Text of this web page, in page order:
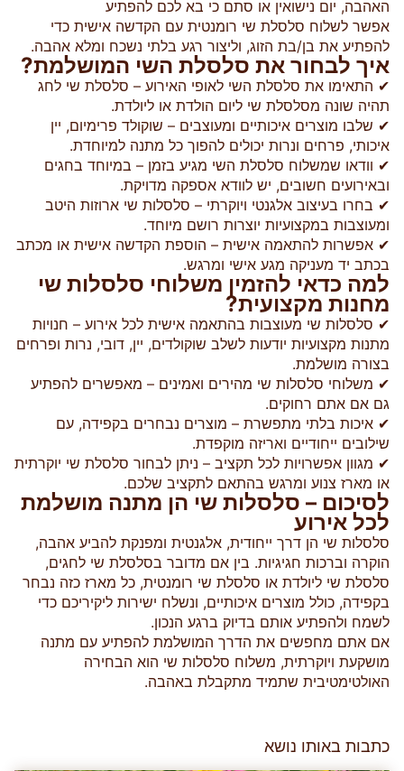
האהבה, יום נישואין או סתם כי בא לכם להפתיע
אפשר לשלוח סלסלת שי רומנטית עם הקדשה אישית כדי
להפתיע את בן/בת הזוג, וליצור רגע בלתי נשכח ומלא אהבה.
איך לבחור את סלסלת השי המושלמת?
✔ התאימו את סלסלת השי לאופי האירוע – סלסלת שי לחג
תהיה שונה מסלסלת שי ליום הולדת או ליולדת.
✔ שלבו מוצרים איכותיים ומעוצבים – שוקולד פרימיום, יין
איכותי, פרחים ונרות יכולים להפוך כל מתנה למיוחדת.
✔ וודאו שמשלוח סלסלת השי מגיע בזמן – במיוחד בחגים
ובאירועים חשובים, יש לוודא אספקה מדויקת.
✔ בחרו בעיצוב אלגנטי ויוקרתי – סלסלות שי ארוזות היטב
ומעוצבות במקצועיות יוצרות רושם מיוחד.
✔ אפשרות להתאמה אישית – הוספת הקדשה אישית או מכתב
בכתב יד מעניקה מגע אישי ומרגש.
למה כדאי להזמין משלוחי סלסלות שי
מחנות מקצועית?
✔ סלסלות שי מעוצבות בהתאמה אישית לכל אירוע – חנויות
מתנות מקצועיות יודעות לשלב שוקולדים, יין, דובי, נרות ופרחים
בצורה מושלמת.
✔ משלוחי סלסלות שי מהירים ואמינים – מאפשרים להפתיע
גם אם אתם רחוקים.
✔ איכות בלתי מתפשרת – מוצרים נבחרים בקפידה, עם
שילובים ייחודיים ואריזה מוקפדת.
✔ מגוון אפשרויות לכל תקציב – ניתן לבחור סלסלת שי יוקרתית
או מארז צנוע ומרגש בהתאם לתקציב שלכם.
לסיכום – סלסלות שי הן מתנה מושלמת
לכל אירוע
סלסלות שי הן דרך ייחודית, אלגנטית ומפנקת להביע אהבה,
הוקרה וברכות חגיגיות. בין אם מדובר בסלסלת שי לחגים,
סלסלת שי ליולדת או סלסלת שי רומנטית, כל מארז כזה נבחר
בקפידה, כולל מוצרים איכותיים, ונשלח ישירות ליקיריכם כדי
לשמח ולהפתיע אותם בדיוק ברגע הנכון.
אם אתם מחפשים את הדרך המושלמת להפתיע עם מתנה
מושקעת ויוקרתית, משלוח סלסלות שי הוא הבחירה
האולטימטיבית שתמיד מתקבלת באהבה.
כתבות באותו נושא